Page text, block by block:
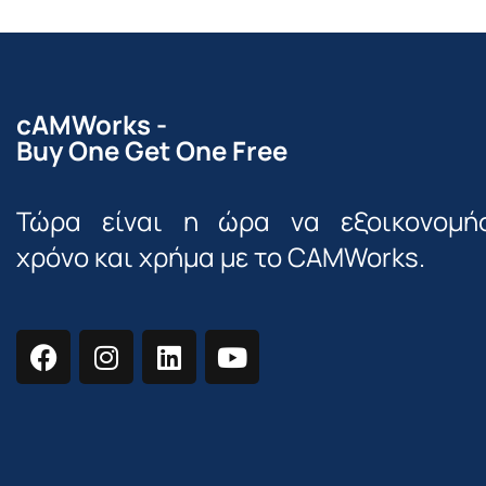
cAMWorks -
Buy One Get One Free
Τώρα είναι η ώρα να
χρόνο και χρήμα με το CAMWorks.